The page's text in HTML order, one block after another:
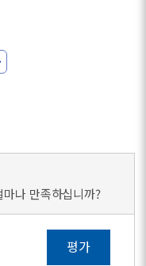
나 만족하십니까?
평가